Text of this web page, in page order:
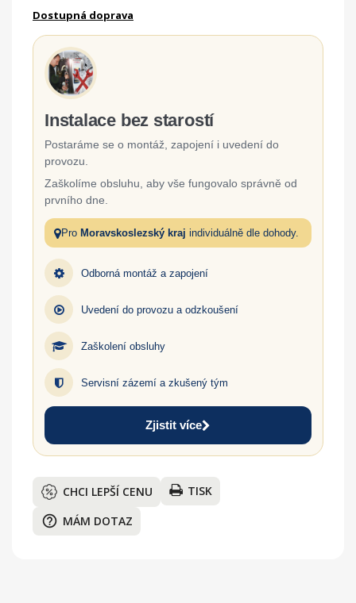
Dostupná doprava
Instalace bez starostí
Postaráme se o montáž, zapojení i uvedení do
provozu.
Zaškolíme obsluhu, aby vše fungovalo správně od
prvního dne.
Pro Moravskoslezský kraj individuálně dle dohody.
Odborná montáž a zapojení
Uvedení do provozu a odzkoušení
Zaškolení obsluhy
Servisní zázemí a zkušený tým
Zjistit více
CHCI LEPŠÍ CENU TISK
help_outline MÁM DOTAZ